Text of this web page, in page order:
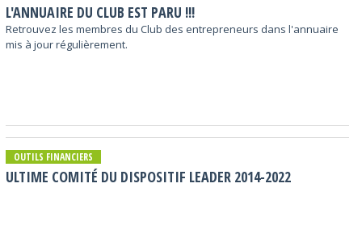
L'ANNUAIRE DU CLUB EST PARU !!!
Retrouvez les membres du Club des entrepreneurs dans l'annuaire
mis à jour régulièrement.
OUTILS FINANCIERS
ULTIME COMITÉ DU DISPOSITIF LEADER 2014-2022